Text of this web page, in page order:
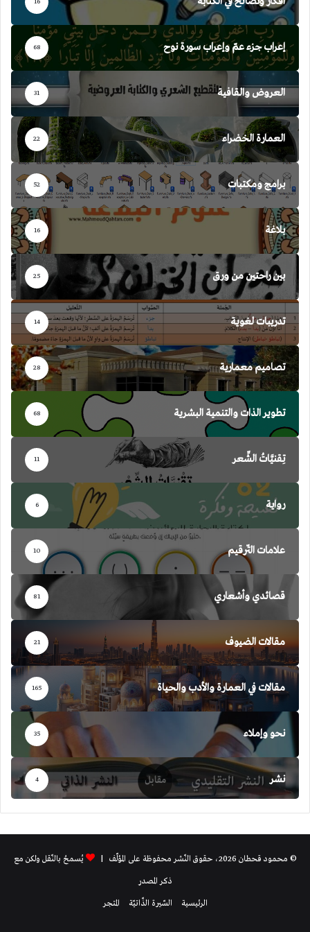
إعراب جزء عمّ وإعراب سورة نوح 68
العروض والقافية 31
العمارة الخضراء 22
برامج ومكتبات 52
بلاغة 16
بين راحتين من ورق 25
تدريبات لغوية 14
تصاميم معمارية 28
تطوير الذات والتنمية البشرية 68
تِقنيَّاتُ الشِّعر 11
رواية 6
علامات التّرقيم 10
قصائدي وأشعاري 81
مقالات الضيوف 21
مقالات في العمارة والأدب والحياة 165
نحو وإملاء 35
نشر 4
© محمود قحطان 2026، حقوق النّشر محفوظة على المؤلّف |
يُسمحُ بالنّقل ولكن مع
ذكر المصدر
الرئيسية
السّيرة الذّاتيّة المتجر